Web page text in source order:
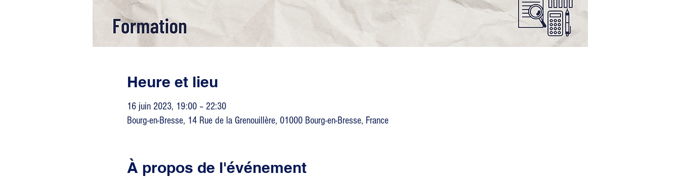
Heure et lieu
16 juin 2023, 19:00 – 22:30
Bourg-en-Bresse, 14 Rue de la Grenouillère, 01000 Bourg-en-Bresse, France
À propos de l'événement